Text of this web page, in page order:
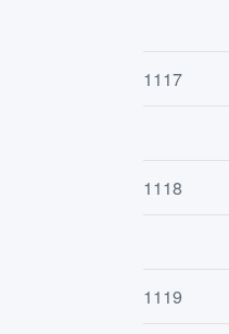
1117
1118
1119